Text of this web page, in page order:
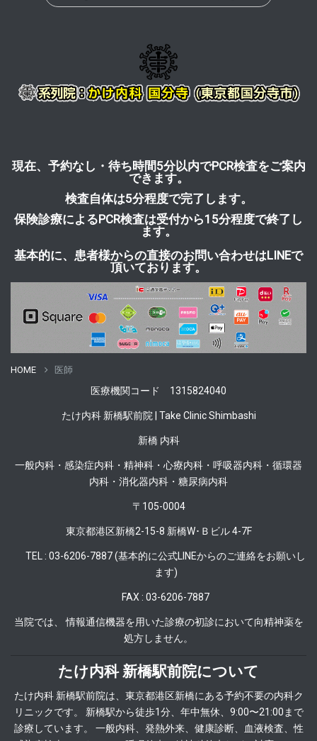
現在、予約なし・待ち時間5分以内でPCR検査をご案内
できます。
検査自体は5分程度で完了します。
保険診療によるPCR検査は受付から15分程度で終了し
ます。
基本的に、患者様からの直接のお問い合わせはLINEで
頂いております。
HOME 医師
医療機関 コード 1315824040
たけ内科 新橋駅前院 | Take Clinic Shimbashi
新橋 内科
一般内科・感染症内科・精神科・心療内科・呼吸器内科・循環器
内科・消化器内科・糖尿病内科
〒105-0004
東京都港区新橋2-15-8 新橋W･Ｂビル 4-7F
TEL : 03-6206-7887 (基本的に公式LINEからのご連絡をお願いし
ます)
FAX : 03-6206-7887
当院では、 情報通信機器を用いた診療の初診において向精神薬を
処方しません。
たけ内科 新橋駅前院について
たけ内科 新橋駅前院は、東京都港区新橋にある予約不要の内科ク
リニックです。 新橋駅から徒歩1分、年中無休、9:00〜21:00まで
診療しています。 一般内科、発熱外来、健康診断、血液検査、性